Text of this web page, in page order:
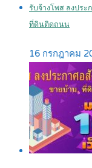
รับจ้างโพส ลงปร
ที่ดินติดถนน
16 กรกฎาคม